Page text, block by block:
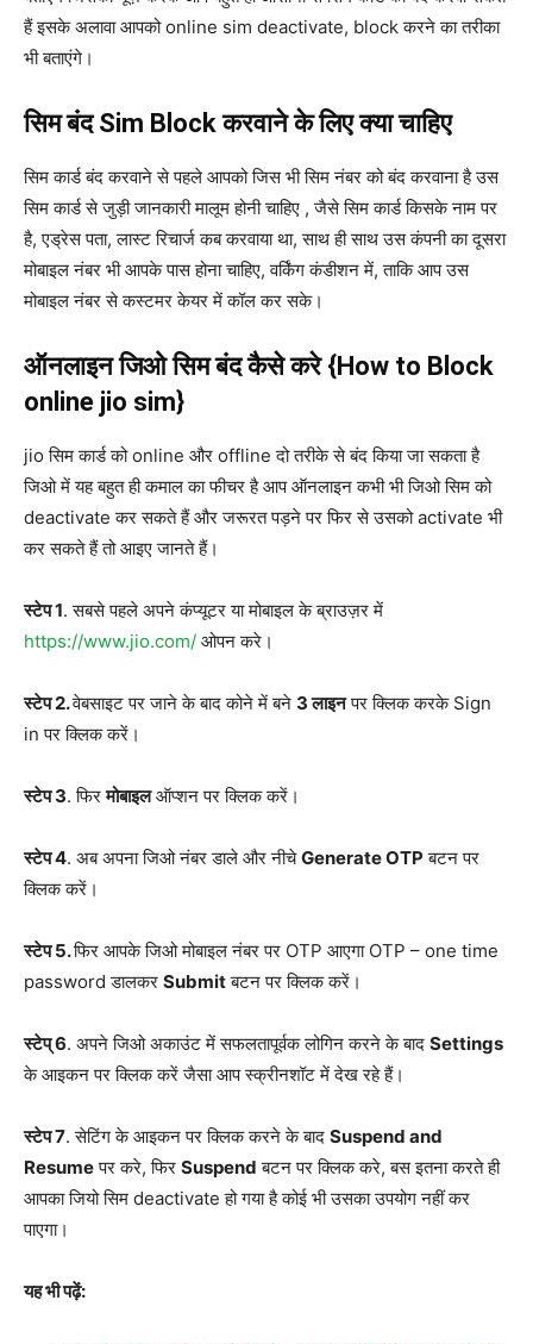
हैं इसके अलावा आपको online sim deactivate, block करने का तरीका
भी बताएंगे।
सिम बंद Sim Block करवाने के लिए क्या चाहिए
सिम कार्ड बंद करवाने से पहले आपको जिस भी सिम नंबर को बंद करवाना है उस
सिम कार्ड से जुड़ी जानकारी मालूम होनी चाहिए , जैसे सिम कार्ड किसके नाम पर
है, एड्रेस पता, लास्ट रिचार्ज कब करवाया था, साथ ही साथ उस कंपनी का दूसरा
मोबाइल नंबर भी आपके पास होना चाहिए, वर्किंग कंडीशन में, ताकि आप उस
मोबाइल नंबर से कस्टमर केयर में कॉल कर सके।
ऑनलाइन जिओ सिम बंद कैसे करे {How to Block
online jio sim}
jio सिम कार्ड को online और offline दो तरीके से बंद किया जा सकता है
जिओ में यह बहुत ही कमाल का फीचर है आप ऑनलाइन कभी भी जिओ सिम को
deactivate कर सकते हैं और जरूरत पड़ने पर फिर से उसको activate भी
कर सकते हैं तो आइए जानते हैं।
स्टेप 1. सबसे पहले अपने कंप्यूटर या मोबाइल के ब्राउज़र में
https://www.jio.com/ ओपन करे।
स्टेप 2.वेबसाइट पर जाने के बाद कोने में बने 3 लाइनपर क्लिक करके Sign
in पर क्लिक करें।
स्टेप 3. फिरमोबाइलऑप्शन पर क्लिक करें।
स्टेप 4. अब अपना जिओ नंबर डाले और नीचेGenerate OTP बटन पर
क्लिक करें।
स्टेप 5.फिर आपके जिओ मोबाइल नंबर पर OTP आएगा OTP – one time
password डालकर Submitबटन पर क्लिक करें।
स्टेप् 6. अपने जिओ अकाउंट में सफलतापूर्वक लोगिन करने के बाद Settings
के आइकन पर क्लिक करें जैसा आप स्क्रीनशॉट में देख रहे हैं।
स्टेप 7. सेटिंग के आइकन पर क्लिक करने के बाद Suspend and
Resumeपर करे, फिर Suspend बटन पर क्लिक करे, बस इतना करते ही
आपका जियो सिम deactivate हो गया है कोई भी उसका उपयोग नहीं कर
पाएगा।
यह भी पढ़ें: